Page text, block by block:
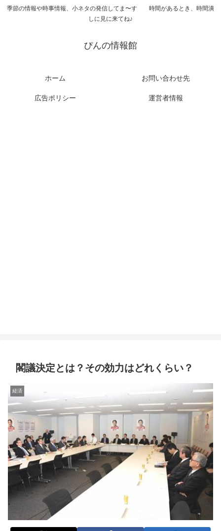
季節の情報や時事情報、小ネタの発信してま〜す 時間があるとき、時間潰
しに見に来てね♪
ぴんの情報館
ホーム お問い合わせ先
広告ポリシー 運営者情報
閣議決定とは？その効力はどれくらい？
経済